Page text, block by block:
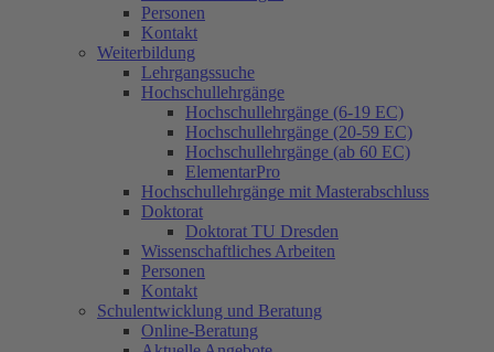
Personen
Kontakt
Weiterbildung
Lehrgangssuche
Hochschullehrgänge
Hochschullehrgänge (6-19 EC)
Hochschullehrgänge (20-59 EC)
Hochschullehrgänge (ab 60 EC)
ElementarPro
Hochschullehrgänge mit Masterabschluss
Doktorat
Doktorat TU Dresden
Wissenschaftliches Arbeiten
Personen
Kontakt
Schulentwicklung und Beratung
Online-Beratung